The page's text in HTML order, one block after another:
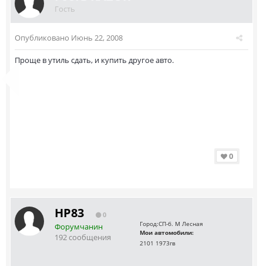
Гость
Опубликовано Июнь 22, 2008
Проще в утиль сдать, и купить другое авто.
0
HP83 0
Форумчанин
192 сообщения
Город:СП-б. М Лесная
Мои автомобили:
2101 1973гв